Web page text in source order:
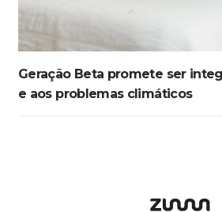
Geração Beta promete ser
e aos problemas climáticos